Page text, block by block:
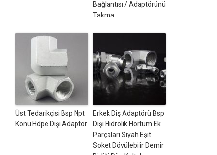
Bağlantısı / Adaptörünü
Takma
Üst Tedarikçisi Bsp Npt
Konu Hdpe Dişi Adaptör
Erkek Diş Adaptörü Bsp
Dişi Hidrolik Hortum Ek
Parçaları Siyah Eşit
Soket Dövülebilir Demir